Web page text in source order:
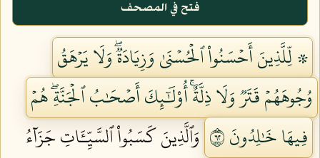
فتح في المصحف
۞ لِّلَّذِينَ أَحۡسَنُواْ ٱلۡحُسۡنَىٰ وَزِيَادَةٞۖ وَلَا يَرۡهَقُ
وُجُوهَهُمۡ قَتَرٞ وَلَا ذِلَّةٌۚ أُوْلَٰٓئِكَ أَصۡحَٰبُ ٱلۡجَنَّةِۖ هُمۡ
فِيهَا خَٰلِدُونَ ٢٦
وَٱلَّذِينَ كَسَبُواْ ٱلسَّيِّـَٔاتِ جَزَآءُ